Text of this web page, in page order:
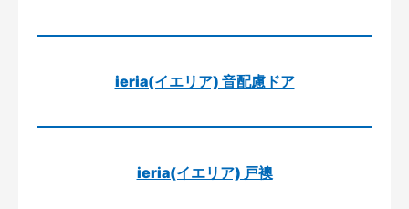
ieria(イエリア) 音配慮ドア
ieria(イエリア) 戸襖